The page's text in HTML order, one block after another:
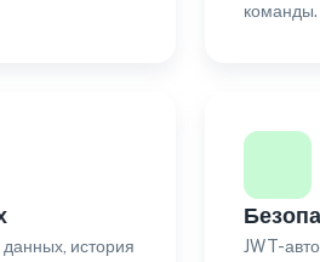
команды.
история
JWT-